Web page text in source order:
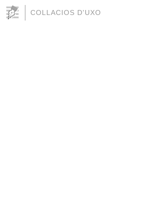
COLLACIOS D'UXO